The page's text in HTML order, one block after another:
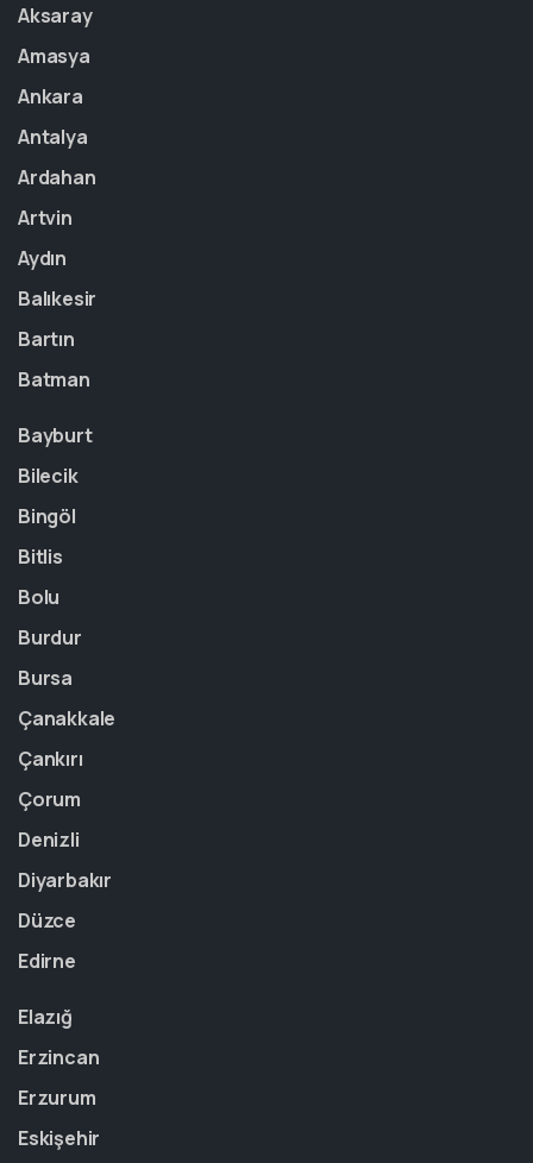
Aksaray
Amasya
Ankara
Antalya
Ardahan
Artvin
Aydın
Balıkesir
Bartın
Batman
Bayburt
Bilecik
Bingöl
Bitlis
Bolu
Burdur
Bursa
Çanakkale
Çankırı
Çorum
Denizli
Diyarbakır
Düzce
Edirne
Elazığ
Erzincan
Erzurum
Eskişehir